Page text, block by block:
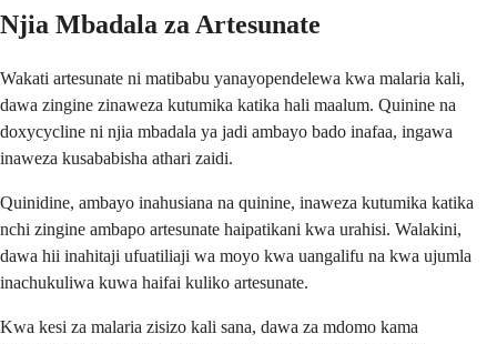
Njia Mbadala za Artesunate
Wakati artesunate ni matibabu yanayopendelewa kwa malaria kali,
dawa zingine zinaweza kutumika katika hali maalum. Quinine na
doxycycline ni njia mbadala ya jadi ambayo bado inafaa, ingawa
inaweza kusababisha athari zaidi.
Quinidine, ambayo inahusiana na quinine, inaweza kutumika katika
nchi zingine ambapo artesunate haipatikani kwa urahisi. Walakini,
dawa hii inahitaji ufuatiliaji wa moyo kwa uangalifu na kwa ujumla
inachukuliwa kuwa haifai kuliko artesunate.
Kwa kesi za malaria zisizo kali sana, dawa za mdomo kama